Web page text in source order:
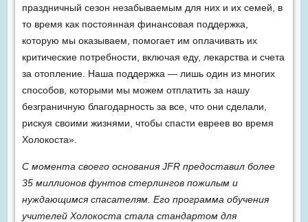
праздничный сезон незабываемым для них и их семей, в
то время как постоянная финансовая поддержка,
которую мы оказываем, помогает им оплачивать их
критические потребности, включая еду, лекарства и счета
за отопление. Наша поддержка — лишь один из многих
способов, которыми мы можем отплатить за нашу
безграничную благодарность за все, что они сделали,
рискуя своими жизнями, чтобы спасти евреев во время
Холокоста».
С момента своего основания JFR предоставил более
35 миллионов фунтов стерлингов пожилым и
нуждающимся спасателям. Его программа обучения
учителей Холокоста стала стандартом для